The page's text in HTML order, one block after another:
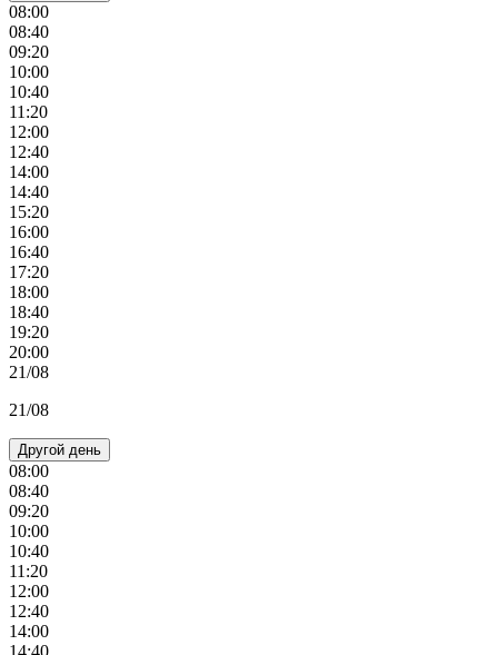
08:00
08:40
09:20
10:00
10:40
11:20
12:00
12:40
14:00
14:40
15:20
16:00
16:40
17:20
18:00
18:40
19:20
20:00
21/08
21/08
Другой день
08:00
08:40
09:20
10:00
10:40
11:20
12:00
12:40
14:00
14:40